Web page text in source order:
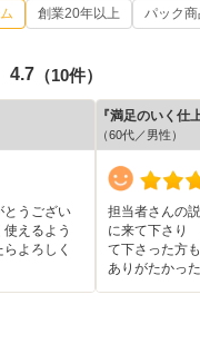
創業20年以上 パック商
4.7 （10件）
とうござい
えるよう
よろしく
『満足のいく仕
（60代／男性）
担当者さんの
に来て下さり
て下さった方
ありがたかっ